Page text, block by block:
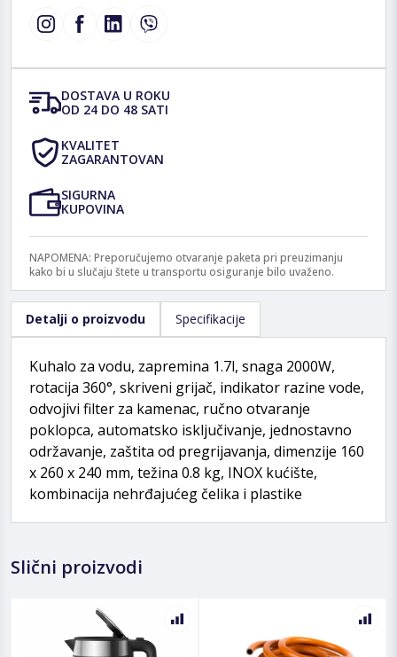
DOSTAVA U ROKU
OD 24 DO 48 SATI
KVALITET
ZAGARANTOVAN
SIGURNA
KUPOVINA
NAPOMENA: Preporučujemo otvaranje paketa pri preuzimanju
kako bi u slučaju štete u transportu osiguranje bilo uvaženo.
Detalji o proizvodu Specifikacije
Kuhalo za vodu, zapremina 1.7l, snaga 2000W,
rotacija 360°, skriveni grijač, indikator razine vode,
odvojivi filter za kamenac, ručno otvaranje
poklopca, automatsko isključivanje, jednostavno
održavanje, zaštita od pregrijavanja, dimenzije 160
x 260 x 240 mm, težina 0.8 kg, INOX kućište,
kombinacija nehrđajućeg čelika i plastike
Slični proizvodi